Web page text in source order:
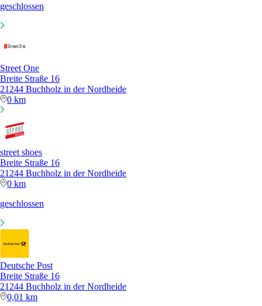
geschlossen
Street One
Breite Straße 16
21244 Buchholz in der Nordheide
0 km
street shoes
Breite Straße 16
21244 Buchholz in der Nordheide
0 km
geschlossen
Deutsche Post
Breite Straße 16
21244 Buchholz in der Nordheide
0,01 km